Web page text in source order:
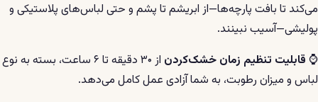
می‌کند تا بافت پارچه‌ها—از ابریشم تا پشم و حتی لباس‌های پلاستیکی و
پولیشی—آسیب نبینند.
⌚ قابلیت تنظیم زمان خشک‌کردن
از ۳۰ دقیقه تا ۶ ساعت، بسته به نوع
لباس و میزان رطوبت، به شما آزادی عمل کامل می‌دهد.